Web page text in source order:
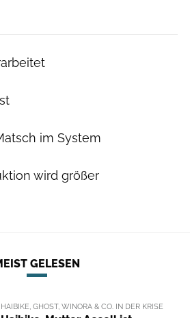
im System
wird größer
GELESEN
HAIBIKE, GHOST, WINORA & CO. IN DER KRISE